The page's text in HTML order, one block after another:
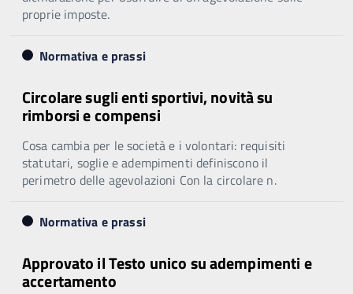
proprie imposte.
Normativa e prassi
Circolare sugli enti sportivi, novità su
rimborsi e compensi
Cosa cambia per le società e i volontari: requisiti
statutari, soglie e adempimenti definiscono il
perimetro delle agevolazioni Con la circolare n.
Normativa e prassi
Approvato il Testo unico su adempimenti e
accertamento